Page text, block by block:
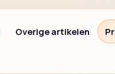
Overige artikelen